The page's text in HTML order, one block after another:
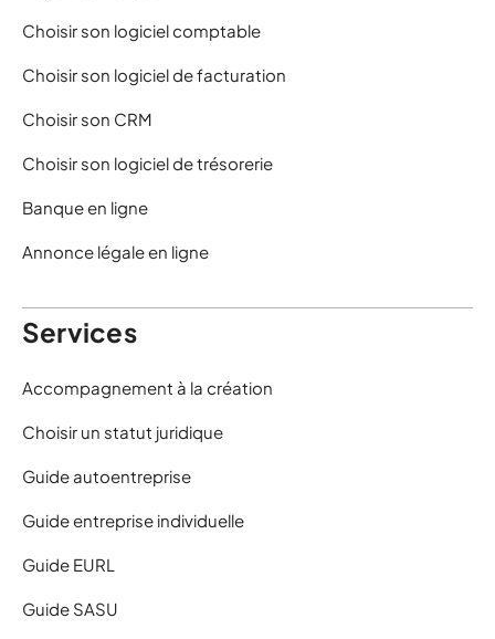
Choisir son logiciel comptable
Choisir son logiciel de facturation
Choisir son CRM
Choisir son logiciel de trésorerie
Banque en ligne
Annonce légale en ligne
Services
Accompagnement à la création
Choisir un statut juridique
Guide autoentreprise
Guide entreprise individuelle
Guide EURL
Guide SASU